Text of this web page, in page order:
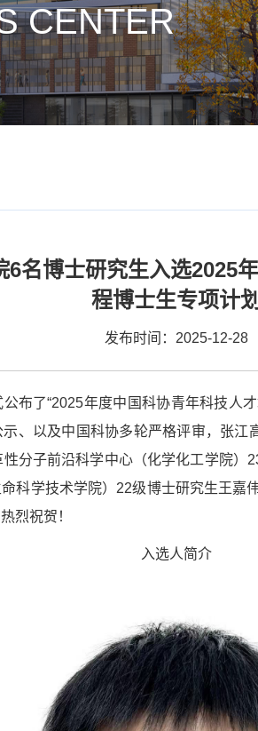
CENTER
6名博士研究生入选2025
程博士生专项计划
发布时间：2025-12-28
布了“2025年度中国科协青年科技人
、以及中国科协多轮严格评审，张
分子前沿科学中心（化学化工学院
科学技术学院）22级博士研究生王嘉
烈祝贺！
入选人简介